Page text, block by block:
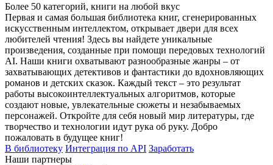
Более 50 категорий, книги на любой вкус
Первая и самая большая библиотека книг, сгенерированных
искусственным интеллектом, открывает двери для всех
любителей чтения! Здесь вы найдете уникальные
произведения, созданные при помощи передовых технологий
AI. Наши книги охватывают разнообразные жанры – от
захватывающих детективов и фантастики до вдохновляющих
романов и детских сказок. Каждый текст – это результат
работы высокоинтеллектуальных алгоритмов, которые
создают новые, увлекательные сюжеты и незабываемых
персонажей. Откройте для себя новый мир литературы, где
творчество и технологии идут рука об руку. Добро
пожаловать в будущее книг!
В библиотеку Интеграция по API Заработать
Наши партнеры